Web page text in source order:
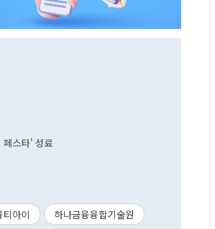
페스타' 성료
티아이 하나금융융합기술원